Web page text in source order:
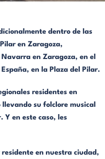
dentro de las
en Zaragoza,
en Zaragoza, en el
en la Plaza del Pilar.
residentes en
su folclore musical
Y en este caso, les
en nuestra ciudad,